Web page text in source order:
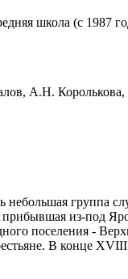
школа (с 1987
А.Н. Королькова,
небольшая
из-под
поселения -
В конце